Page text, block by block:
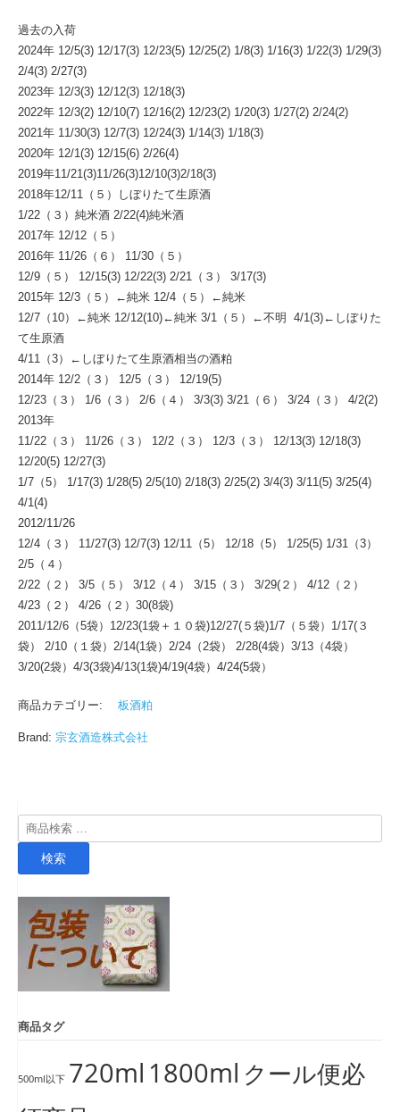
過去の入荷
2024年 12/5(3) 12/17(3) 12/23(5) 12/25(2) 1/8(3) 1/16(3) 1/22(3) 1/29(3)
2/4(3) 2/27(3)
2023年 12/3(3) 12/12(3) 12/18(3)
2022年 12/3(2) 12/10(7) 12/16(2) 12/23(2) 1/20(3) 1/27(2) 2/24(2)
2021年 11/30(3) 12/7(3) 12/24(3) 1/14(3) 1/18(3)
2020年 12/1(3) 12/15(6) 2/26(4)
2019年11/21(3)11/26(3)12/10(3)2/18(3)
2018年12/11（５）しぼりたて生原酒
1/22（３）純米酒 2/22(4)純米酒
2017年 12/12（５）
2016年 11/26（６） 11/30（５）
12/9（５） 12/15(3) 12/22(3) 2/21（３） 3/17(3)
2015年 12/3（５）←純米 12/4（５）←純米
12/7（10）←純米 12/12(10)←純米 3/1（５）←不明 4/1(3)←しぼりた
て生原酒
4/11（3）←しぼりたて生原酒相当の酒粕
2014年 12/2（３） 12/5（３） 12/19(5)
12/23（３） 1/6（３） 2/6（４） 3/3(3) 3/21（６） 3/24（３） 4/2(2)
2013年
11/22（３） 11/26（３） 12/2（３） 12/3（３） 12/13(3) 12/18(3)
12/20(5) 12/27(3)
1/7（5） 1/17(3) 1/28(5) 2/5(10) 2/18(3) 2/25(2) 3/4(3) 3/11(5) 3/25(4)
4/1(4)
2012/11/26
12/4（３） 11/27(3) 12/7(3) 12/11（5） 12/18（5） 1/25(5) 1/31（3）
2/5（４）
2/22（２） 3/5（５） 3/12（４） 3/15（３） 3/29(２） 4/12（２）
4/23（２） 4/26（２）30(8袋)
2011/12/6（5袋）12/23(1袋＋１０袋)12/27(５袋)1/7（５袋）1/17(３
袋） 2/10（１袋）2/14(1袋）2/24（2袋） 2/28(4袋）3/13（4袋）
3/20(2袋）4/3(3袋)4/13(1袋)4/19(4袋）4/24(5袋）
商品カテゴリー: 板酒粕
Brand: 宗玄酒造株式会社
検
索
検索
商品タグ
500ml以下 720ml 1800ml クール便必